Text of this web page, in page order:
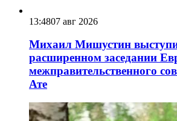
13:4807 авг 2026
Михаил Мишустин
расширенном заседании
межправительственного
Ате